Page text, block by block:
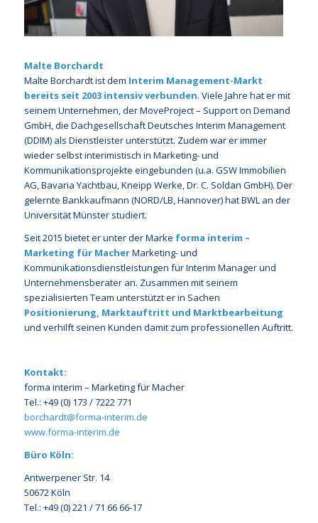
Malte Borchardt
Malte Borchardt ist dem Interim Management-Markt
bereits seit 2003 intensiv verbunden. Viele Jahre hat er mit
seinem Unternehmen, der MoveProject – Support on Demand
GmbH, die Dachgesellschaft Deutsches Interim Management
(DDIM) als Dienstleister unterstützt. Zudem war er immer
wieder selbst interimistisch in Marketing- und
Kommunikationsprojekte eingebunden (u.a. GSW Immobilien
AG, Bavaria Yachtbau, Kneipp Werke, Dr. C. Soldan GmbH). Der
gelernte Bankkaufmann (NORD/LB, Hannover) hat BWL an der
Universität Münster studiert.
Seit 2015 bietet er unter der Marke forma interim –
Marketing für MacherMarketing- und
Kommunikationsdienstleistungen für Interim Manager und
Unternehmensberater an. Zusammen mit seinem
spezialisierten Team unterstützt er in Sachen
Positionierung, Marktauftritt und Marktbearbeitung
und verhilft seinen Kunden damit zum professionellen Auftritt.
Kontakt:
forma interim – Marketing für Macher
Tel.: +49 (0) 173 / 7222 771
borchardt@forma-interim.de
www.forma-interim.de
Büro Köln:
Antwerpener Str. 14
50672 Köln
Tel.: +49 (0) 221 / 71 66 66-17